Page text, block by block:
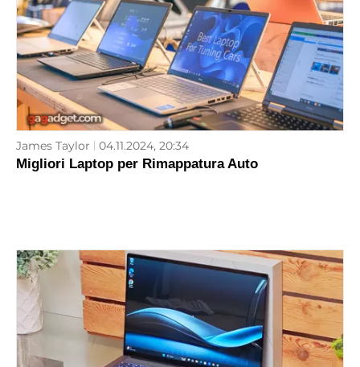
James Taylor 04.11.2024, 20:34
Migliori Laptop per Rimappatura Auto